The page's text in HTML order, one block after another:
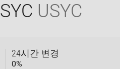
USYC
24시간 변경
0%